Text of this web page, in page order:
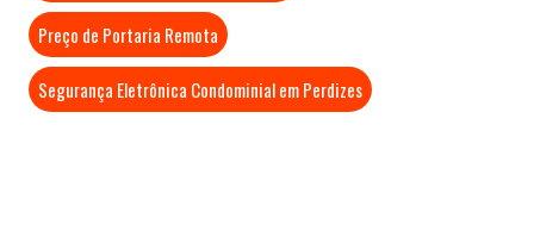
Preço de Portaria Remota
Segurança Eletrônica Condominial em Perdizes